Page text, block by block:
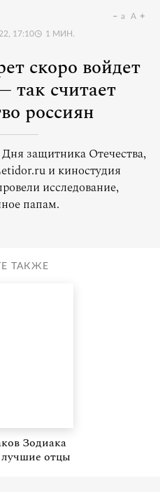
17:10 1 МИН.
a A
скоро войдет
так считает
россиян
защитника Отечества,
и киностудия
исследование,
папам.
ТАКЖЕ
Зодиака
отцы